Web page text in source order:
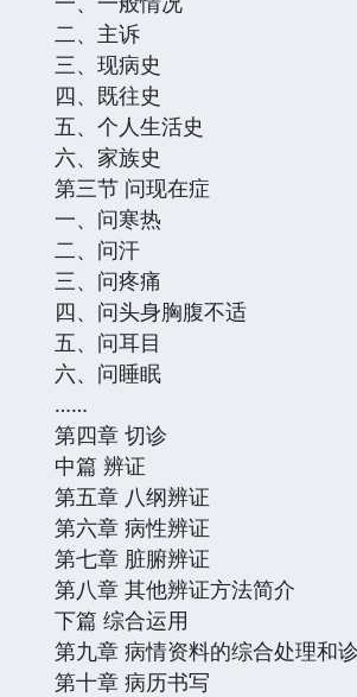
二、主诉
三、现病史
四、既往史
五、个人生活史
六、家族史
第三节 问现在症
一、问寒热
二、问汗
三、问疼痛
四、问头身胸腹不适
五、问耳目
六、问睡眠
……
第四章 切诊
中篇 辨证
第五章 八纲辨证
第六章 病性辨证
第七章 脏腑辨证
第八章 其他辨证方法简介
下篇 综合运用
第九章 病情资料的综合处理和
第十章 病历书写